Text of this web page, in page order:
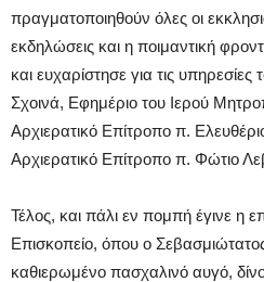
πραγματοποιηθούν όλες οι
εκδηλώσεις και η ποιμαντική
και ευχαρίστησε για τις
Σχοινά, Εφημέριο του Ιερού
Αρχιερατικό Επίτροπο π. Ελευθέριο
Αρχιερατικό Επίτροπο π. Φώτιο
Τέλος, και πάλι εν πομπή έγινε η
Επισκοπείο, όπου ο
καθιερωμένο πασχαλινό αυγό,